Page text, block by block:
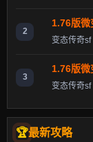
2
1.76版微
变态传奇sf
3
1.76版微
变态传奇sf
最新攻略